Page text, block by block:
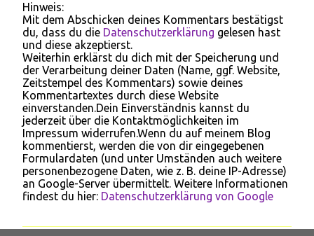
K
o
m
m
e
n
t
a
r
v
e
r
ö
f
f
e
t
Hinweis:
Mit dem Abschicken deines Kommentars bestätigst
du, dass du die Datenschutzerklärung gelesen hast
und diese akzeptierst.
Weiterhin erklärst du dich mit der Speicherung und
der Verarbeitung deiner Daten (Name, ggf. Website,
Zeitstempel des Kommentars) sowie deines
Kommentartextes durch diese Website
einverstanden.Dein Einverständnis kannst du
jederzeit über die Kontaktmöglichkeiten im
Impressum widerrufen.Wenn du auf meinem Blog
kommentierst, werden die von dir eingegebenen
Formulardaten (und unter Umständen auch weitere
personenbezogene Daten, wie z. B. deine IP-Adresse)
an Google-Server übermittelt. Weitere Informationen
findest du hier: Datenschutzerklärung von Google